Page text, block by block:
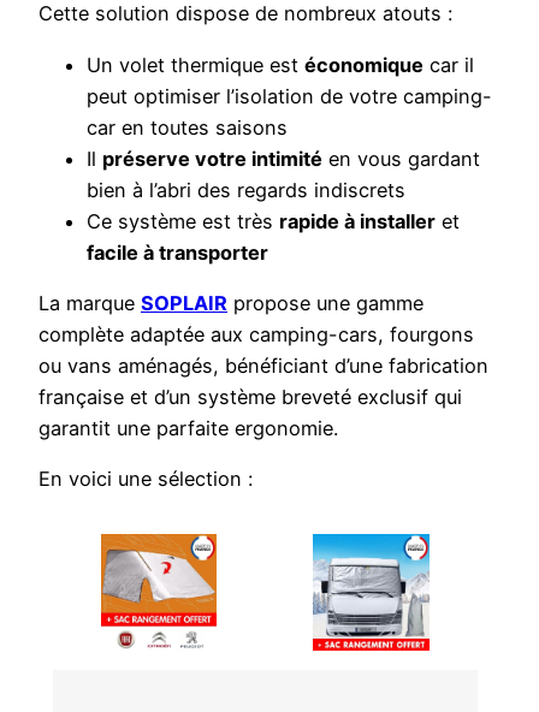
Cette solution dispose de nombreux atouts :
Un volet thermique est économique car il
peut optimiser l’isolation de votre camping-
car en toutes saisons
Il préserve votre intimité en vous gardant
bien à l’abri des regards indiscrets
Ce système est très rapide à installer et
facile à transporter
La marque SOPLAIR propose une gamme
complète adaptée aux camping-cars, fourgons
ou vans aménagés, bénéficiant d’une fabrication
française et d’un système breveté exclusif qui
garantit une parfaite ergonomie.
En voici une sélection :